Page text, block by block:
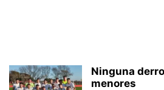
Ninguna
menores